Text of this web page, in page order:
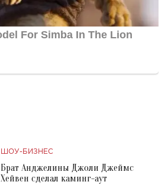
ШОУ-БИЗНЕС
Брат Анджелины Джоли Джеймс
Хейвен сделал каминг-аут